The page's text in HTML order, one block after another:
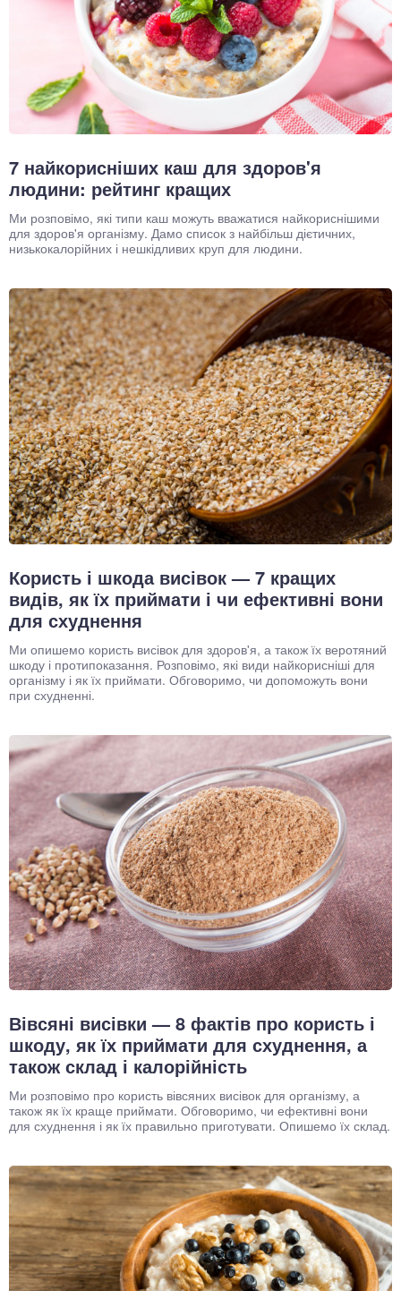
7 найкорисніших каш для здоров'я
людини: рейтинг кращих
Ми розповімо, які типи каш можуть вважатися найкориснішими
для здоров'я організму. Дамо список з найбільш дієтичних,
низькокалорійних і нешкідливих круп для людини.
Користь і шкода висівок — 7 кращих
видів, як їх приймати і чи ефективні вони
для схуднення
Ми опишемо користь висівок для здоров'я, а також їх веротяний
шкоду і протипоказання. Розповімо, які види найкорисніші для
організму і як їх приймати. Обговоримо, чи допоможуть вони
при схудненні.
Вівсяні висівки — 8 фактів про користь і
шкоду, як їх приймати для схуднення, а
також склад і калорійність
Ми розповімо про користь вівсяних висівок для організму, а
також як їх краще приймати. Обговоримо, чи ефективні вони
для схуднення і як їх правильно приготувати. Опишемо їх склад.
система
суглоби, м'язи